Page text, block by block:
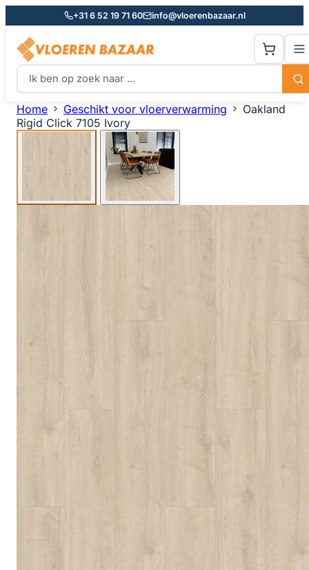
+31 6 52 19 71 60 info@vloerenbazaar.nl
Home Geschikt voor vloerverwarming
Oakland
Rigid Click 7105 Ivory